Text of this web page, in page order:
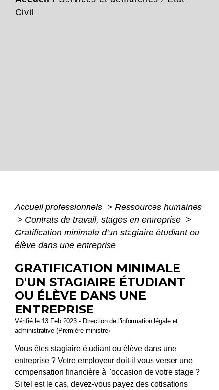
Civil
Accueil professionnels > Ressources humaines
> Contrats de travail, stages en entreprise >
Gratification minimale d'un stagiaire étudiant ou
élève dans une entreprise
GRATIFICATION MINIMALE
D'UN STAGIAIRE ÉTUDIANT
OU ÉLÈVE DANS UNE
ENTREPRISE
Vérifié le 13 Feb 2023 - Direction de l'information légale et
administrative (Première ministre)
Vous êtes stagiaire étudiant ou élève dans une
entreprise ? Votre employeur doit-il vous verser une
compensation financière à l'occasion de votre stage ?
Si tel est le cas, devez-vous payez des cotisations